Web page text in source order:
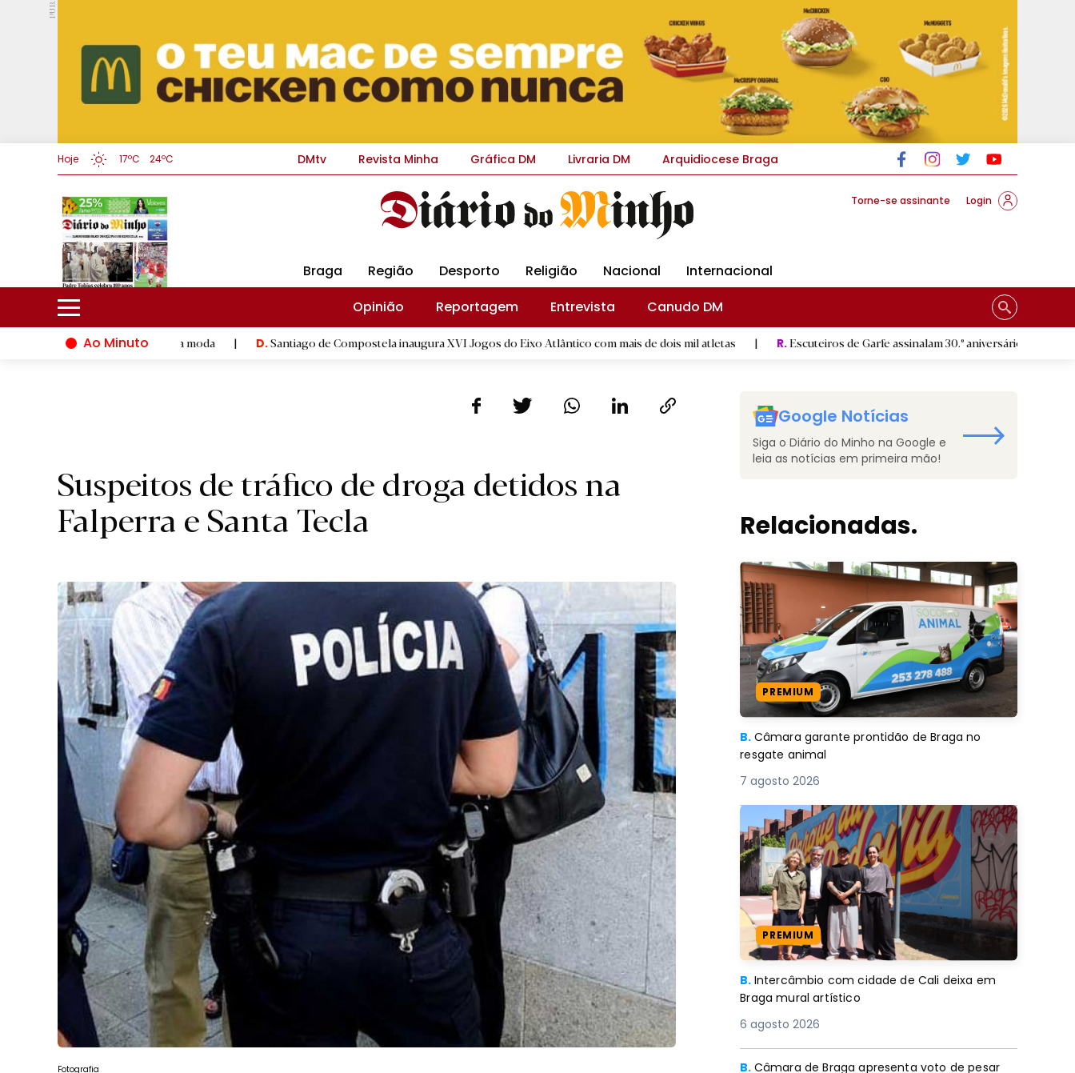
PUB.
Hoje 17ºC 24ºC DMtv Revista Minha Gráfica DM Livraria DM Arquidiocese Braga
Torne-se assinante Login
Braga Região Desporto Religião Nacional
Internacional
Opinião
Reportagem Entrevista
Canudo DM
Ao Minuto
do mundo da moda D.Santiago de Compostela inaugura XVI Jogos do Eixo Atlântico com mais de dois mil atletas | R.Escuteiros de Garfe assinalam 30.º aniversário em setembro
Suspeitos de tráfico de droga detidos na
Falperra e Santa Tecla
Fotografia
Google Notícias
Siga o Diário do Minho na Google e
leia as notícias em primeira mão!
Relacionadas.
PREMIUM
B. Câmara garante prontidão de Braga no
resgate animal
7 agosto 2026
PREMIUM
B. Intercâmbio com cidade de Cali deixa em
Braga mural artístico
6 agosto 2026
B. Câmara de Braga apresenta voto de pesar